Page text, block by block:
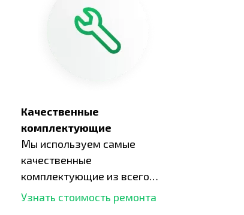
Качественные
комплектующие
Мы используем самые
качественные
комплектующие из всего
рынка и используем самое
Узнать стоимость ремонта